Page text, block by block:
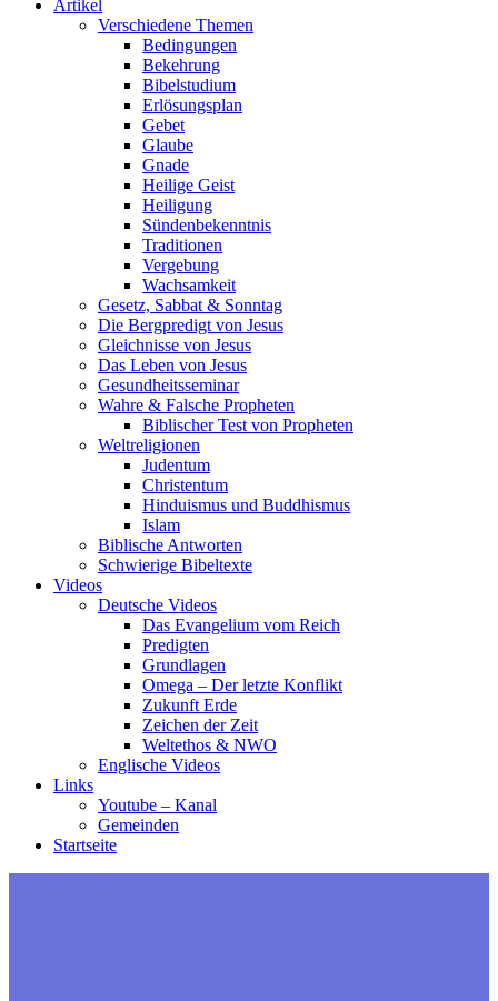
Artikel
Verschiedene Themen
Bedingungen
Bekehrung
Bibelstudium
Erlösungsplan
Gebet
Glaube
Gnade
Heilige Geist
Heiligung
Sündenbekenntnis
Traditionen
Vergebung
Wachsamkeit
Gesetz, Sabbat & Sonntag
Die Bergpredigt von Jesus
Gleichnisse von Jesus
Das Leben von Jesus
Gesundheitsseminar
Wahre & Falsche Propheten
Biblischer Test von Propheten
Weltreligionen
Judentum
Christentum
Hinduismus und Buddhismus
Islam
Biblische Antworten
Schwierige Bibeltexte
Videos
Deutsche Videos
Das Evangelium vom Reich
Predigten
Grundlagen
Omega – Der letzte Konflikt
Zukunft Erde
Zeichen der Zeit
Weltethos & NWO
Englische Videos
Links
Youtube – Kanal
Gemeinden
Startseite